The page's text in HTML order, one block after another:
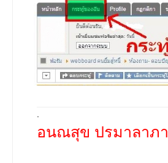
.
อนณสุข ปรมาลาภา